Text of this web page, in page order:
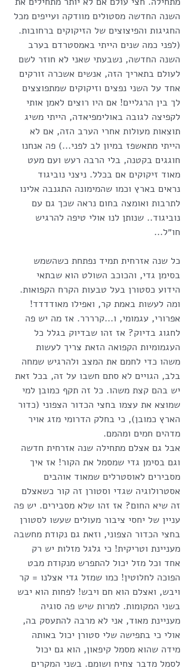
השנה החדשה מסטולים מוודקה ועייפים מכל
החגיגות והפיצוצים של הזיקוקים ברחובות.
(לפני כמה שנים הייתי באמסטרדם בערב
השנה החדשה, נשבעתי שאני לא חוזר לשם
לעולם בתאריך הזה, אנשים אשכרה זורקים
אחד על השני נפצים וזיקוקים שמתפוצצים
לך בין הרגליים! אם היו רוצים לאמן אותי
לקפיצה לגובה באולימפיאדה, הייתי משיג
תוצאות מעולות אחרי הערב הזה, אם לא
הייתי מתאשפז במיון לב לפני...) פה אנחנו
חוגגים בקטנה, בלי הרבה רעש ועם מעט
מאוד זיקוקים אם בכלל. ניצני נוביגוד
נראים בארץ וכמו שהמימונה התגנבה אלינו
לתרבות ואומצה בחום נראה שכך גם עם
נוביגוד.. שנותן לנו אולי טיפה להרגיש
חו״ל...
כל שנה אזרחית תמיד נפתחת כשהשמש
בסימן גדי, והכוכב השולט הוא שבתאי
הידוע כסטורן בעל טבעות הקרח הקפואות.
ומה לעשות באמת קר, ואפילו מאודדדד!
אפרורי, עגמומי, ו...קרררר. אז מה יש פה
לחגוג בדיוק? אז זהו שבדיוק בגלל כל
העגמומיות הקפואה הזאת צריך לעשות
משהו כדי לחמם את המצב ולהרגיש שמחה
בלב, הגויים לא סתם חשבו על זה, בכל זאת
יש בהם קצת משהו. כל זה תקף כמובן למי
שמוצא את עצמו בחצי הכדור הצפוני (כדור
הארץ כמובן), כי בחלק הדרומי מזג אויר
מדהים חמים ומהמם.
אבל גם אצלם מתחילה שנה אזרחית חדשה
וגם בסימן גדי שמסמל את הקור! אז איך
מסבירים לאוסטרלים שמאוד אוהבים
אסטרולוגיה שגדי וסטורן זה קור כשאצלם
זה שיא החום? אז זהו שלא מסבירים. יש פה
עניין של יחסי ציבור מעולים שעשו לסטורן
בחצי הכדור הצפוני, וזאת גם נקודת מחשבה
מעניינת וטריקית! כי גלגל מזלות יש רק
אחד וכל מזל יכול להתפרש מנקודת מבט
הפוכה לחלוטין! כמו שמזל גדי אצלנו = קר
ויבש, ואצלם הוא חם ויבש! לפחות הוא יבש
בשני המקומות. למרות שיש פה סוגיה
מעניינת מאוד, אני לא מרבה להתעסק בה,
אולי כי בתפישה שלי סטורן יכול באותה
מידה שהוא מסמל קיפאון, הוא גם יכול
לסמל מדבר צחיח ושומם. בשני המקרים